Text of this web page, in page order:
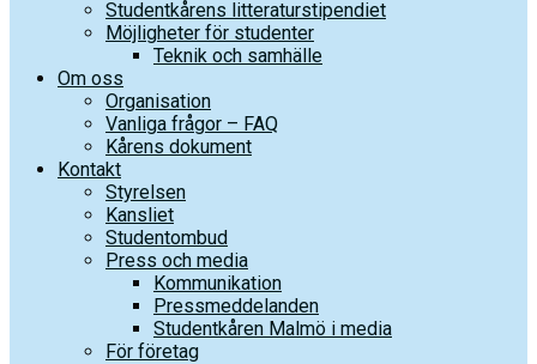
Studentkårens litteraturstipendiet
Möjligheter för studenter
Teknik och samhälle
Om oss
Organisation
Vanliga frågor – FAQ
Kårens dokument
Kontakt
Styrelsen
Kansliet
Studentombud
Press och media
Kommunikation
Pressmeddelanden
Studentkåren Malmö i media
För företag